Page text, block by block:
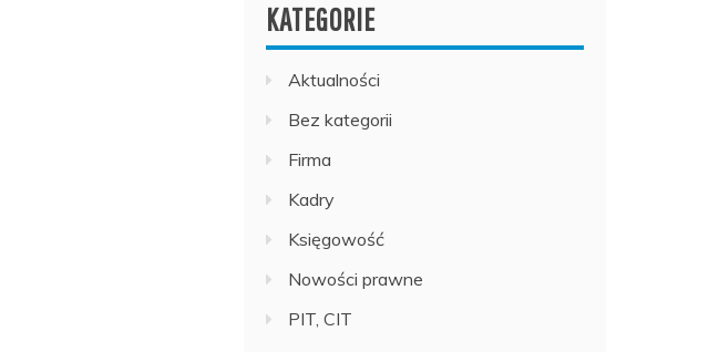
KATEGORIE
Aktualności
Bez kategorii
Firma
Kadry
Księgowość
Nowości prawne
PIT, CIT